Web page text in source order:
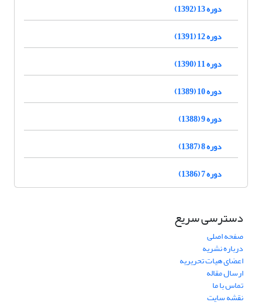
دوره 13 (1392)
دوره 12 (1391)
دوره 11 (1390)
دوره 10 (1389)
دوره 9 (1388)
دوره 8 (1387)
دوره 7 (1386)
دسترسی سریع
صفحه اصلی
درباره نشریه
اعضای هیات تحریریه
ارسال مقاله
تماس با ما
نقشه سایت